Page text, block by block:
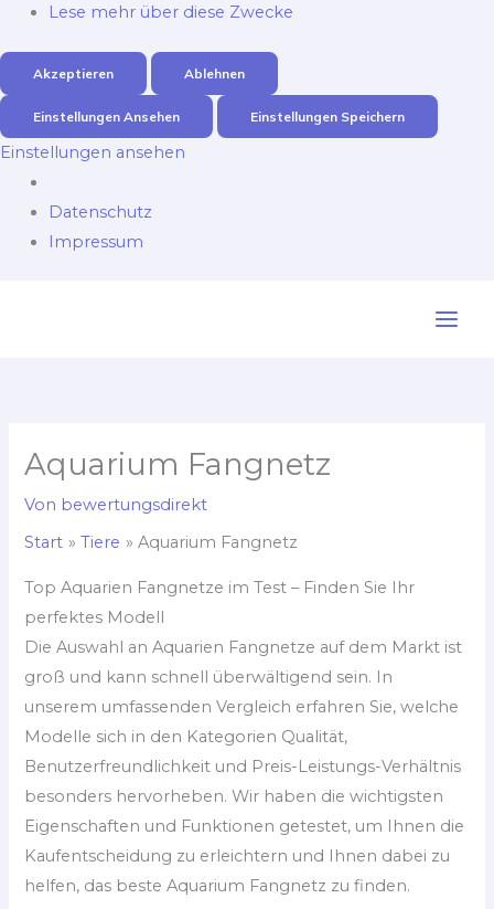
Lese mehr über diese Zwecke
Akzeptieren Ablehnen
Einstellungen Ansehen Einstellungen Speichern
Einstellungen ansehen
Datenschutz
Impressum
Aquarium Fangnetz
Von bewertungsdirekt
Start
Tiere Aquarium Fangnetz
Top Aquarien Fangnetze im Test – Finden Sie Ihr
perfektes Modell
Die Auswahl an Aquarien Fangnetze auf dem Markt ist
groß und kann schnell überwältigend sein. In
unserem umfassenden Vergleich erfahren Sie, welche
Modelle sich in den Kategorien Qualität,
Benutzerfreundlichkeit und Preis-Leistungs-Verhältnis
besonders hervorheben. Wir haben die wichtigsten
Eigenschaften und Funktionen getestet, um Ihnen die
Kaufentscheidung zu erleichtern und Ihnen dabei zu
helfen, das beste Aquarium Fangnetz zu finden.